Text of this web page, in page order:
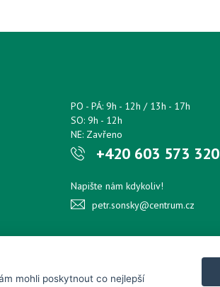
PO - PÁ: 9h - 12h / 13h - 17h
SO: 9h - 12h
NE: Zavřeno
+420 603 573 320
Napište nám kdykoliv!
petr.sonsky@centrum.cz
mohli poskytnout co nejlepší